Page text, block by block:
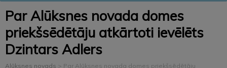
Par Alūksnes novada domes
priekšsēdētāju atkārtoti ievēlēts
Dzintars Adlers
Alūksnes novads > Par Alūksnes novada domes priekšsēdētāju